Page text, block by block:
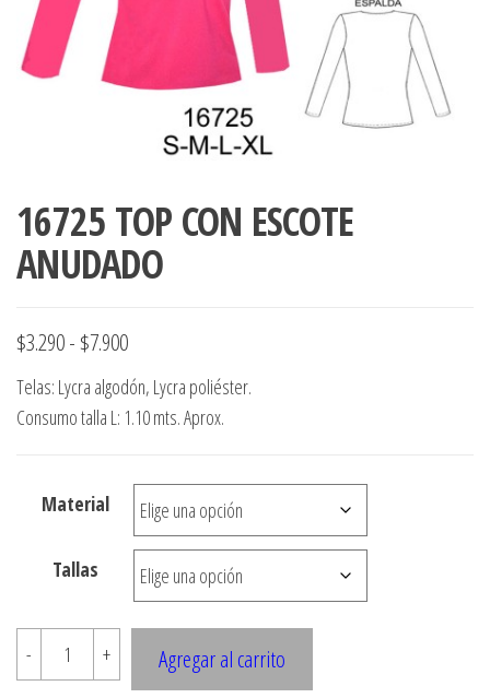
accumark ,
pdf , Moldes
Gerber ,
Graduaciones,
Ploteo y
Digitalización
accumark,
Moldes en
Santiago-
16725 TOP CON ESCOTE
ANUDADO
$3.290- $7.900Rango
de
precios:
$3.290
hasta
$7.900
Telas: Lycra algodón, Lycra poliéster.
Consumo talla L: 1.10 mts. Aprox.
Material
Tallas
-
16725
TOP
+ Agregar al carrito